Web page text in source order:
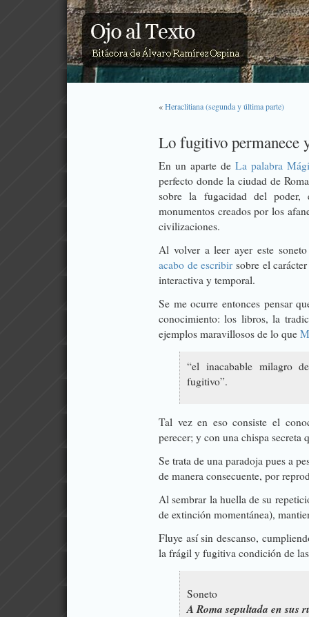
«Heraclitiana (segunda y última parte)
Lo fugitivo permanece
En un aparte de La palabra
perfecto donde la ciudad de
sobre la fugacidad del
monumentos creados por los
civilizaciones.
Al volver a leer ayer este
acabo de escribir sobre el
interactiva y temporal.
Se me ocurre entonces pensar
conocimiento: los libros, la
ejemplos maravillosos de lo que
“el inacabable milagro
fugitivo”.
Tal vez en eso consiste el
perecer; y con una chispa secreta
Se trata de una paradoja pues a
de manera consecuente, por
Al sembrar la huella de su
de extinción momentánea),
Fluye así sin descanso,
la frágil y fugitiva condición de
Soneto
A Roma sepultada en sus